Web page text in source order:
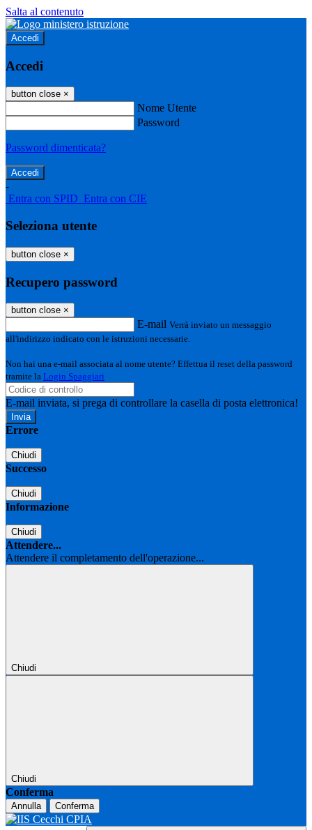
Salta al contenuto
Accedi
Accedi
button close ×
Nome Utente
Password
Password dimenticata?
-
Entra con SPID Entra con CIE
Seleziona utente
button close ×
Recupero password
button close ×
E-mail Verrà inviato un messaggio
all'indirizzo indicato con le istruzioni necessarie.
Non hai una e-mail associata al nome utente? Effettua il reset della password
tramite la Login Spaggiari
E-mail inviata, si prega di controllare la casella di posta elettronica!
Errore
Chiudi
Successo
Chiudi
Informazione
Chiudi
Attendere...
Attendere il completamento dell'operazione...
Chiudi
Chiudi
Conferma
Annulla Conferma